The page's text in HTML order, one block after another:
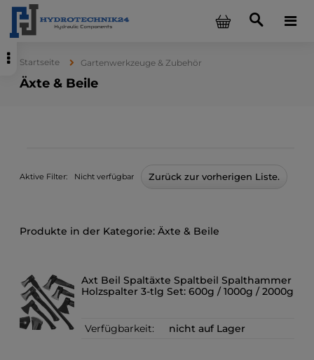
Startseite Gartenwerkzeuge & Zubehör
Äxte & Beile
Aktive Filter: Nicht verfügbar Zurück zur vorherigen Liste.
Äxte & Beile
Axt Beil Spaltäxte Spaltbeil Spalthammer
Holzspalter 3-tlg Set: 600g / 1000g / 2000g
Verfügbarkeit: nicht auf Lager